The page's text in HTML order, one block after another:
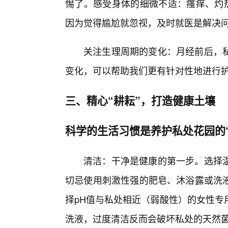
惕了。感受身体的细微不适：瘙痒、
因为觉得尴尬就忽视，及时就医是解决
关注生理周期的变化：月经前后
变化，可以帮助我们更有针对性地进行
三、精心“耕耘”，打造健康土壤
科学的生活习惯是养护私处花园
清洁：干净是健康的第一步。选择
切忌使用刺激性强的肥皂、沐浴露或
择pH值与私处相近（弱酸性）的女性
洗液，过度清洁反而会破坏私处的天然